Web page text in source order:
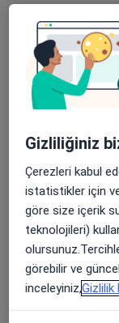
Eksternal
Elektron Işınlı
Hedefe Yönelik
Hipertermik
Kanser Aşı
Kanser
Kanser Tanı
Kanser
Gizliliğiniz
Çerezleri kabul
istatistikler için
göre size içerik
teknolojileri)
görebilir ve
inceleyiniz,Gizlilik